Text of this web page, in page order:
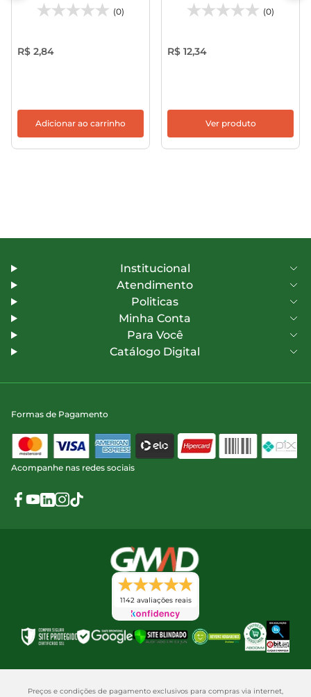
(0)
R$ 2,84
Adicionar ao carrinho
(0)
R$ 12,34
Ver produto
Institucional
Atendimento
Politicas
Minha Conta
Para Você
Catálogo Digital
Formas de Pagamento
Acompanhe nas redes sociais
1142 avaliações reais
Preços e condições de pagamento exclusivos para compras via internet,